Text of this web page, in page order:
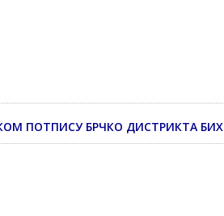
ПОТПИСУ БРЧКО ДИСТРИКТА БИХ